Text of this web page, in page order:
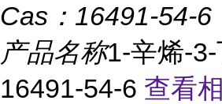
Cas： 16491-54-6
产品名称1-辛烯-
16491-54-6 查看